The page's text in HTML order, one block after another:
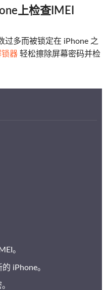
上检查IMEI
过多而被锁定在 iPhone 之
锁器 轻松擦除屏幕密码并检
。
iPhone。